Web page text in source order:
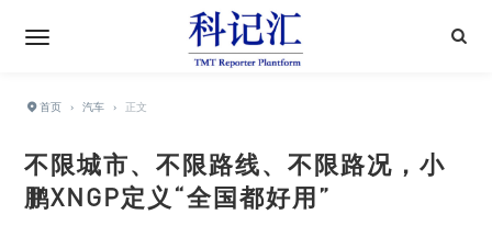
首页 › 汽车 › 正文
不限城市、不限路线、不限路况，小
鹏XNGP定义“全国都好用”